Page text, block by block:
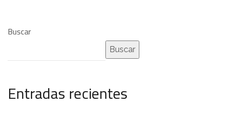
Buscar
Buscar
Entradas recientes